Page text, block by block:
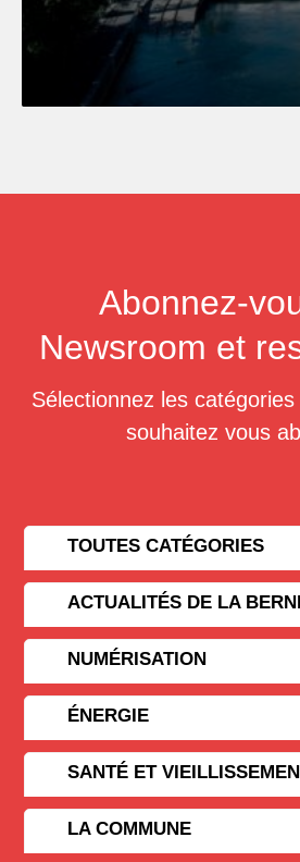
Abonnez-
Newsroom et
Sélectionnez les
souhaitez vous
TOUTES CATÉGORIES
ACTUALITÉS DE LA
NUMÉRISATION
ÉNERGIE
SANTÉ ET
LA COMMUNE